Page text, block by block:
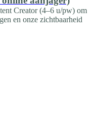
Creator (4–6 u/pw) om
en onze zichtbaarheid